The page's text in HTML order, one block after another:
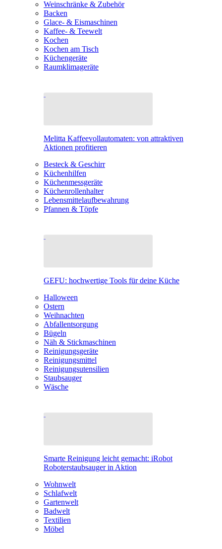
Weinschränke & Zubehör
Backen
Glace- & Eismaschinen
Kaffee- & Teewelt
Kochen
Kochen am Tisch
Küchengeräte
Raumklimageräte
Melitta Kaffeevollautomaten: von attraktiven
Aktionen profitieren
Besteck & Geschirr
Küchenhilfen
Küchenmessgeräte
Küchenrollenhalter
Lebensmittelaufbewahrung
Pfannen & Töpfe
GEFU: hochwertige Tools für deine Küche
Halloween
Ostern
Weihnachten
Abfallentsorgung
Bügeln
Näh & Stickmaschinen
Reinigungsgeräte
Reinigungsmittel
Reinigungsutensilien
Staubsauger
Wäsche
Smarte Reinigung leicht gemacht: iRobot
Roboterstaubsauger in Aktion
Wohnwelt
Schlafwelt
Gartenwelt
Badwelt
Textilien
Möbel